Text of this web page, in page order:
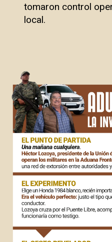
tomaron control
local.